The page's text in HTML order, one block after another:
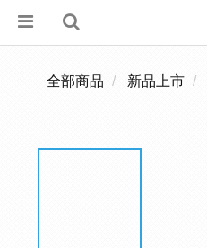
全部商品 新品上市